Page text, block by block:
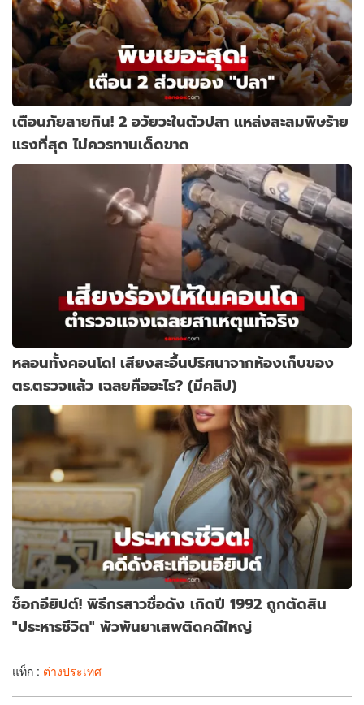
เตือนภัยสายกิน! 2 อวัยวะในตัวปลา แหล่งสะสมพิษร้าย
แรงที่สุด ไม่ควรทานเด็ดขาด
หลอนทั้งคอนโด! เสียงสะอื้นปริศนาจากห้องเก็บของ
ตร.ตรวจแล้ว เฉลยคืออะไร? (มีคลิป)
ช็อกอียิปต์! พิธีกรสาวชื่อดัง เกิดปี 1992 ถูกตัดสิน
"ประหารชีวิต" พัวพันยาเสพติดคดีใหญ่
แท็ก : ต่างประเทศ